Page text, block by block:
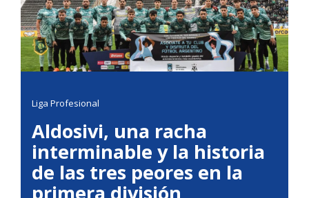
Liga Profesional
Aldosivi, una racha
interminable y la historia
de las tres peores en la
primera división